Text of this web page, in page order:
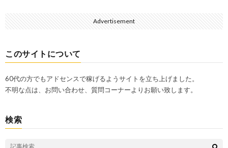
Advertisement
このサイトについて
60代の方でもアドセンスで稼げるようサイトを立ち上げました。
不明な点は、お問い合わせ、質問コーナーよりお願い致します。
検索